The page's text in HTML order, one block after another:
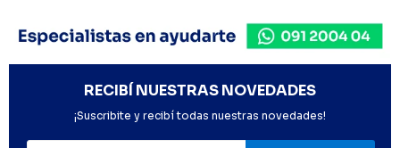
RECIBÍ NUESTRAS NOVEDADES
¡Suscribite y recibí todas nuestras novedades!